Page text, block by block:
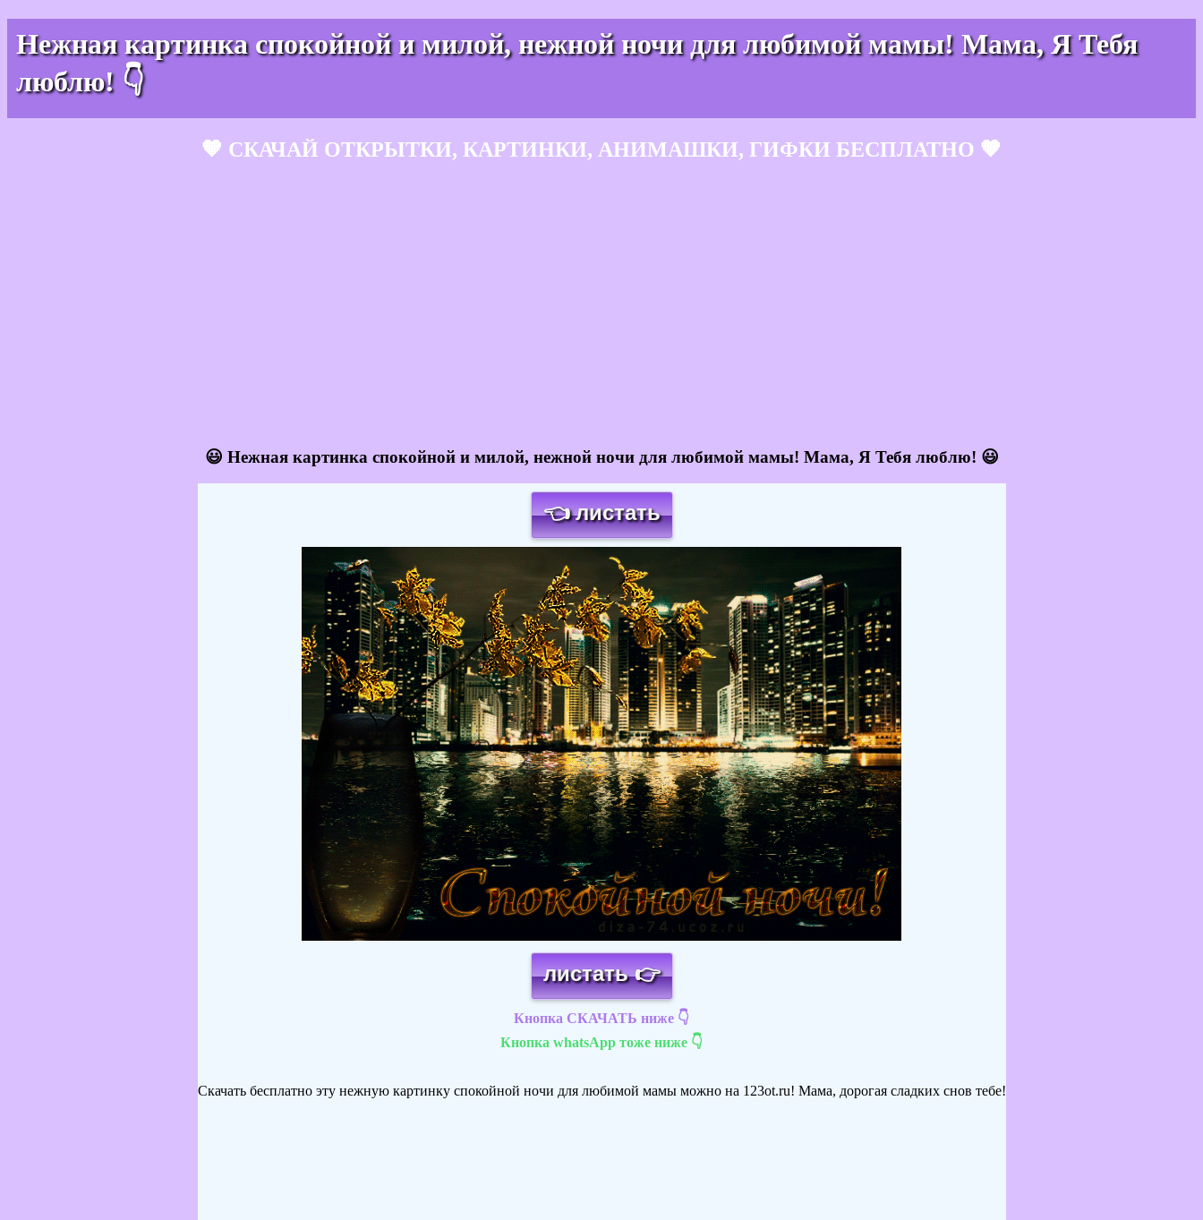
Нежная картинка спокойной и милой, нежной ночи для любимой мамы! Мама, Я Тебя
люблю! 👇
🧡 СКАЧАЙ ОТКРЫТКИ, КАРТИНКИ, АНИМАШКИ, ГИФКИ БЕСПЛАТНО 🧡
😃 Нежная картинка спокойной и милой, нежной ночи для любимой мамы! Мама, Я Тебя люблю! 😃
👈 листать
Загрузка картинки...
листать 👉
Кнопка СКАЧАТЬ ниже 👇
Кнопка whatsApp тоже ниже 👇
Скачать бесплатно эту нежную картинку спокойной ночи для любимой мамы можно на 123ot.ru! Мама, дорогая сладких снов тебе!